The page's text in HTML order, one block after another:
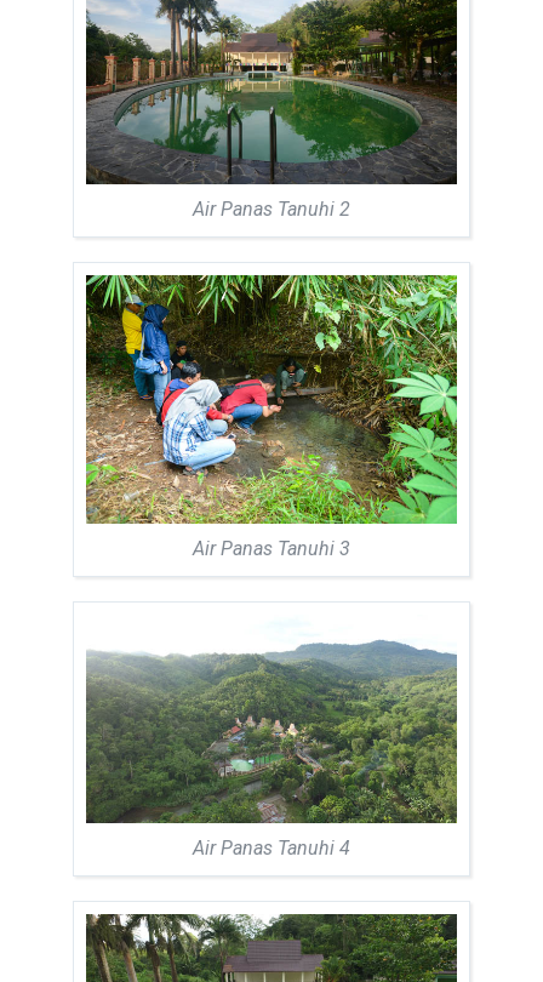
Air Panas Tanuhi 2
Air Panas Tanuhi 3
Air Panas Tanuhi 4